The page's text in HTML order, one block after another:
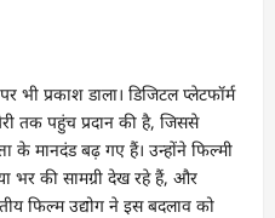
भी प्रकाश डाला। डिजिटल प्लेटफॉर्म
तक पहुंच प्रदान की है, जिससे
के मानदंड बढ़ गए हैं। उन्होंने फिल्मी
भर की सामग्री देख रहे हैं, और
फिल्म उद्योग ने इस बदलाव को